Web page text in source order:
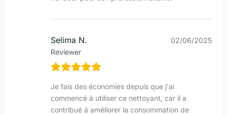
Selima N.
Reviewer
02/06/2025
Je fais des économies depuis que j'ai
commencé à utiliser ce nettoyant, car il a
contribué à améliorer la consommation de